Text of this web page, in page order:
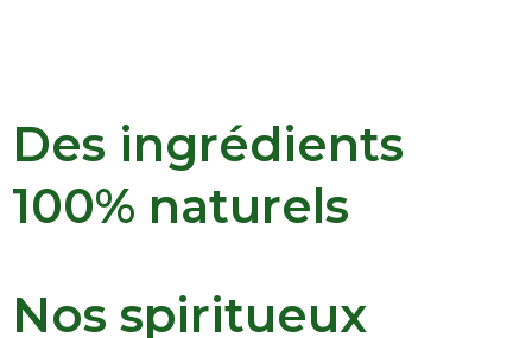
Des ingrédients
100% naturels
Nos spiritueux